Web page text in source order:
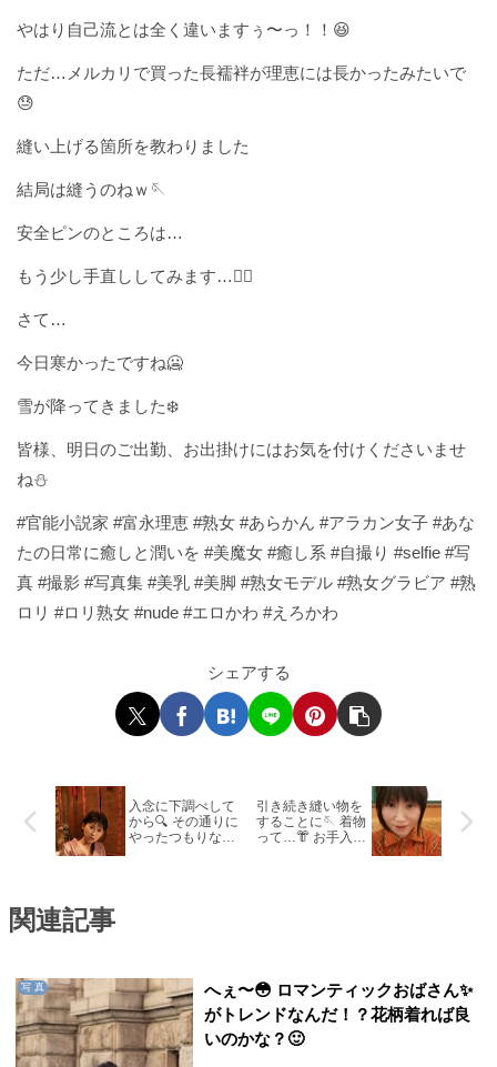
やはり自己流とは全く違いますぅ〜っ！！😆
ただ…メルカリで買った長襦袢が理恵には長かったみたいで
😓
縫い上げる箇所を教わりました
結局は縫うのねｗ🪡
安全ピンのところは…
もう少し手直ししてみます…😮‍💨
さて…
今日寒かったですね🥶
雪が降ってきました❄️
皆様、明日のご出勤、お出掛けにはお気を付けくださいませ
ね⛄️
#官能小説家 #富永理恵 #熟女 #あらかん #アラカン女子 #あな
たの日常に癒しと潤いを #美魔女 #癒し系 #自撮り #selfie #写
真 #撮影 #写真集 #美乳 #美脚 #熟女モデル #熟女グラビア #熟
ロリ #ロリ熟女 #nude #エロかわ #えろかわ
シェアする
入念に下調べして
から🔍 その通りに
やったつもりなの
引き続き縫い物を
することに🪡 着物
って…👘 お手入れ
関連記事
写 真
へぇ〜😳 ロマンティックおばさん✨
がトレンドなんだ！？花柄着れば良
いのかな？🙂